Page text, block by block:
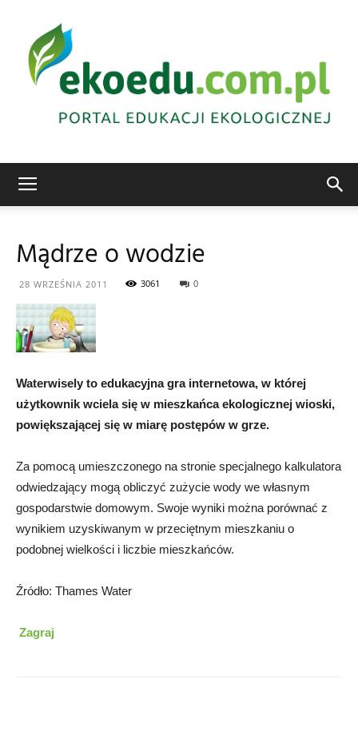
Mądrze o wodzie
28 WRZEŚNIA 2011 3061 0
Waterwisely to edukacyjna gra internetowa, w której
użytkownik wciela się w mieszkańca ekologicznej wioski,
powiększającej się w miarę postępów w grze.
Za pomocą umieszczonego na stronie specjalnego kalkulatora
odwiedzający mogą obliczyć zużycie wody we własnym
gospodarstwie domowym. Swoje wyniki można porównać z
wynikiem uzyskiwanym w przeciętnym mieszkaniu o
podobnej wielkości i liczbie mieszkańców.
Źródło: Thames Water
Zagraj